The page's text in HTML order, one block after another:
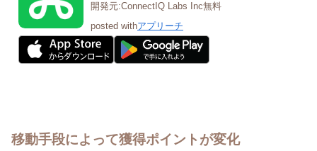
開発元:ConnectIQ Labs Inc無料
posted withアプリーチ
移動手段によって獲得ポイントが変化